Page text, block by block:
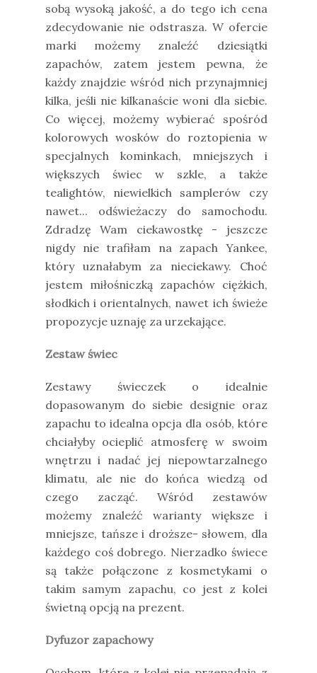
sobą wysoką jakość, a do tego ich cena
zdecydowanie nie odstrasza. W ofercie
marki możemy znaleźć dziesiątki
zapachów, zatem jestem pewna, że
każdy znajdzie wśród nich przynajmniej
kilka, jeśli nie kilkanaście woni dla siebie.
Co więcej, możemy wybierać spośród
kolorowych wosków do roztopienia w
specjalnych kominkach, mniejszych i
większych świec w szkle, a także
tealightów, niewielkich samplerów czy
nawet... odświeżaczy do samochodu.
Zdradzę Wam ciekawostkę - jeszcze
nigdy nie trafiłam na zapach Yankee,
który uznałabym za nieciekawy. Choć
jestem miłośniczką zapachów ciężkich,
słodkich i orientalnych, nawet ich świeże
propozycje uznaję za urzekające.
Zestaw świec
Zestawy świeczek o idealnie
dopasowanym do siebie designie oraz
zapachu to idealna opcja dla osób, które
chciałyby ocieplić atmosferę w swoim
wnętrzu i nadać jej niepowtarzalnego
klimatu, ale nie do końca wiedzą od
czego zacząć. Wśród zestawów
możemy znaleźć warianty większe i
mniejsze, tańsze i droższe- słowem, dla
każdego coś dobrego. Nierzadko świece
są także połączone z kosmetykami o
takim samym zapachu, co jest z kolei
świetną opcją na prezent.
Dyfuzor zapachowy